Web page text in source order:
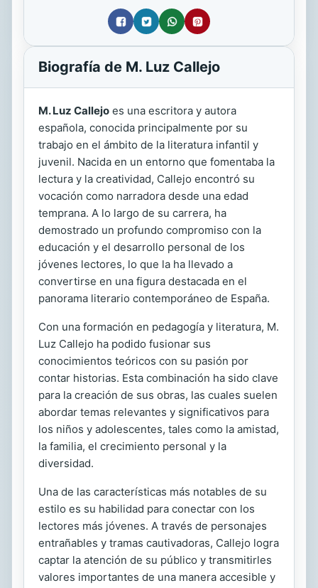
Biografía de M. Luz Callejo
M. Luz Callejo es una escritora y autora
española, conocida principalmente por su
trabajo en el ámbito de la literatura infantil y
juvenil. Nacida en un entorno que fomentaba la
lectura y la creatividad, Callejo encontró su
vocación como narradora desde una edad
temprana. A lo largo de su carrera, ha
demostrado un profundo compromiso con la
educación y el desarrollo personal de los
jóvenes lectores, lo que la ha llevado a
convertirse en una figura destacada en el
panorama literario contemporáneo de España.
Con una formación en pedagogía y literatura, M.
Luz Callejo ha podido fusionar sus
conocimientos teóricos con su pasión por
contar historias. Esta combinación ha sido clave
para la creación de sus obras, las cuales suelen
abordar temas relevantes y significativos para
los niños y adolescentes, tales como la amistad,
la familia, el crecimiento personal y la
diversidad.
Una de las características más notables de su
estilo es su habilidad para conectar con los
lectores más jóvenes. A través de personajes
entrañables y tramas cautivadoras, Callejo logra
captar la atención de su público y transmitirles
valores importantes de una manera accesible y